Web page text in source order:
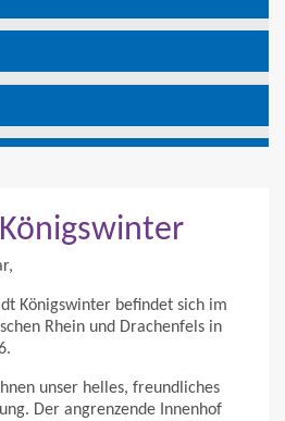
Königswinter befindet sich im
Rhein und Drachenfels in
unser helles, freundliches
Der angrenzende Innenhof